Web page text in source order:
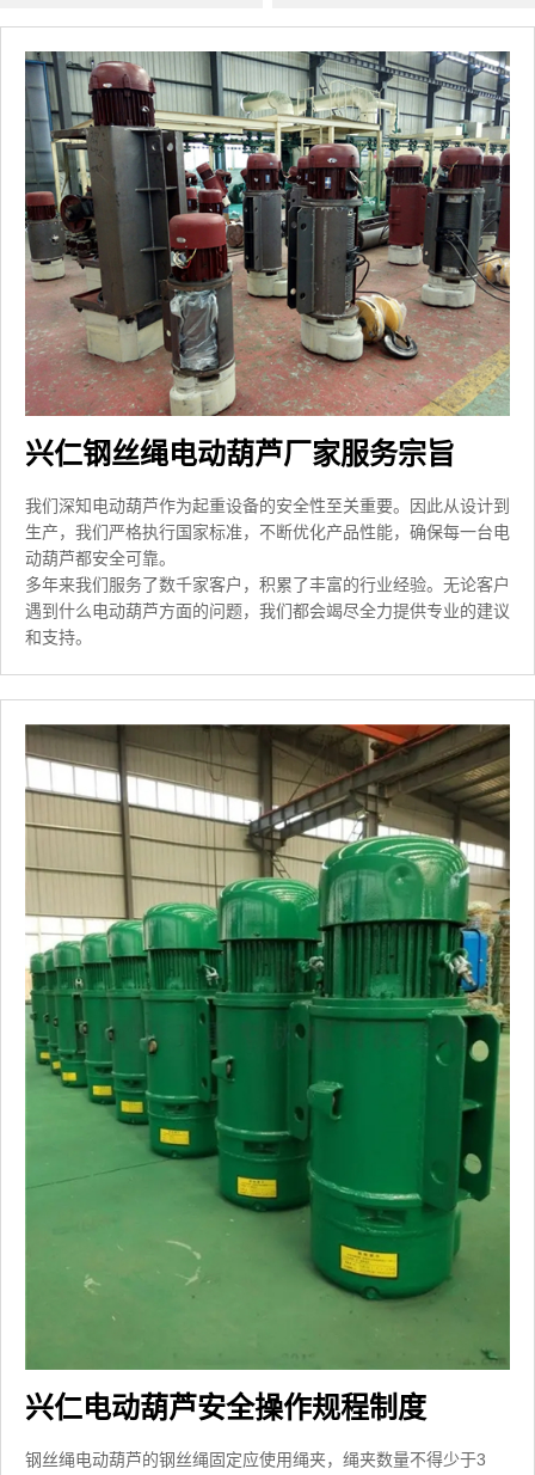
兴仁钢丝绳电动葫芦厂家服务宗旨
我们深知电动葫芦作为起重设备的安全性至关重要。因此从设计到
生产，我们严格执行国家标准，不断优化产品性能，确保每一台电
动葫芦都安全可靠。
多年来我们服务了数千家客户，积累了丰富的行业经验。无论客户
遇到什么电动葫芦方面的问题，我们都会竭尽全力提供专业的建议
和支持。
兴仁电动葫芦安全操作规程制度
钢丝绳电动葫芦的钢丝绳固定应使用绳夹，绳夹数量不得少于3